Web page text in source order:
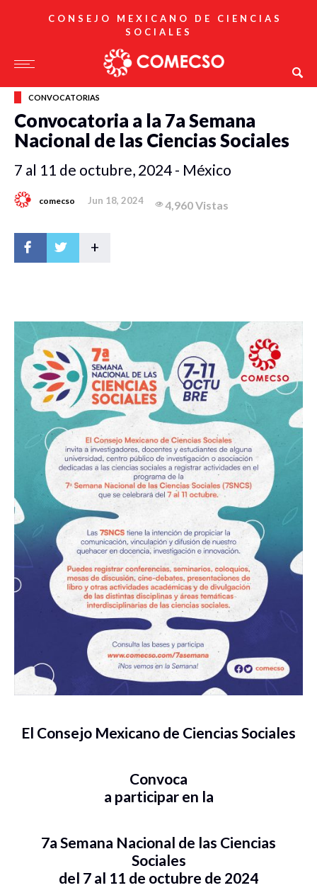
CONSEJO MEXICANO DE CIENCIAS
SOCIALES
CONVOCATORIAS
Convocatoria a la 7a Semana
Nacional de las Ciencias Sociales
7 al 11 de octubre, 2024 - México
comecso Jun 18, 2024 4,960 Vistas
+
El Consejo Mexicano de Ciencias Sociales
Convoca
a participar en la
7a Semana Nacional de las Ciencias
Sociales
del 7 al 11 de octubre de 2024